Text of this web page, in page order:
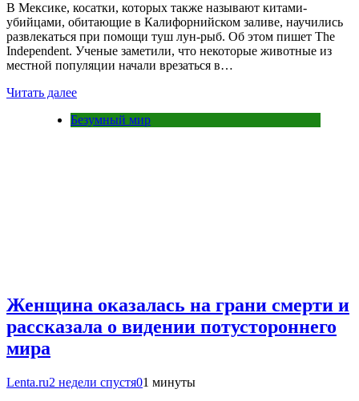
В Мексике, косатки, которых также называют китами-
убийцами, обитающие в Калифорнийском заливе, научились
развлекаться при помощи туш лун-рыб. Об этом пишет The
Independent. Ученые заметили, что некоторые животные из
местной популяции начали врезаться в…
Читать далее
Безумный мир
Женщина оказалась на грани смерти и
рассказала о видении потустороннего
мира
Lenta.ru2 недели спустя01 минуты